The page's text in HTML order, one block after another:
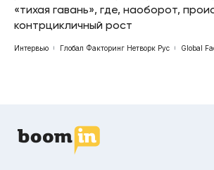
«тихая гавань», где, наоборот,
контрцикличный рост
Интервью Глобал Факторинг Нетворк Рус Global